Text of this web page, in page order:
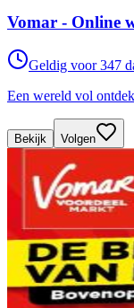
Vomar - Online
Geldig voor 347
Een wereld vol
Bekijk Volgen